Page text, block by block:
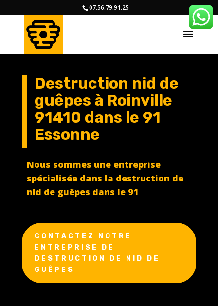
07.56.79.91.25
Destruction nid de
guêpes à Roinville
91410 dans le 91
Essonne
Nous sommes une entreprise
spécialisée dans la destruction de
nid de guêpes dans le 91
CONTACTEZ NOTRE
ENTREPRISE DE
DESTRUCTION DE NID DE
GUÊPES